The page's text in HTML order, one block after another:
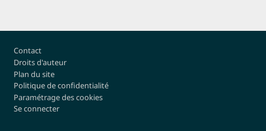
Pied de page
Contact
Droits d'auteur
Plan du site
Politique de confidentialité
Paramétrage des cookies
Se connecter